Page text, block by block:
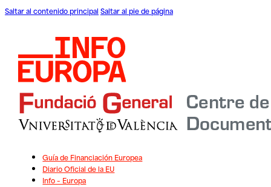
Saltar al contenido principal Saltar al pie de página
Guía de Financiación Europea
Diario Oficial de la EU
Info – Europa